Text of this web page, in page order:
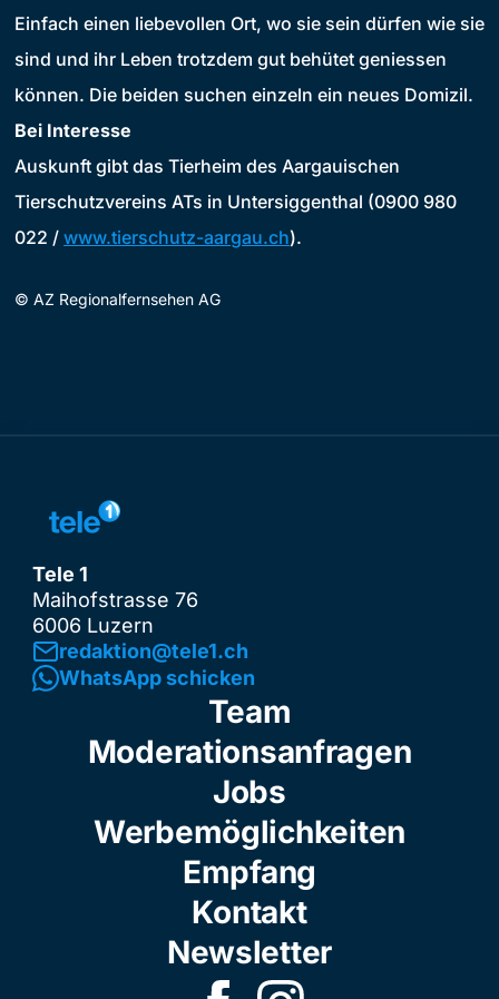
Einfach einen liebevollen Ort, wo sie sein dürfen wie sie
sind und ihr Leben trotzdem gut behütet geniessen
können. Die beiden suchen einzeln ein neues Domizil.
Bei Interesse
Auskunft gibt das Tierheim des Aargauischen
Tierschutzvereins ATs in Untersiggenthal (0900 980
022 / www.tierschutz-aargau.ch).
© AZ Regionalfernsehen AG
Tele 1
Maihofstrasse 76
6006 Luzern
redaktion@tele1.ch
WhatsApp schicken
Team
Moderationsanfragen
Jobs
Werbemöglichkeiten
Empfang
Kontakt
Newsletter